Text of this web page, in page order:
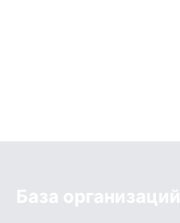
База организаций